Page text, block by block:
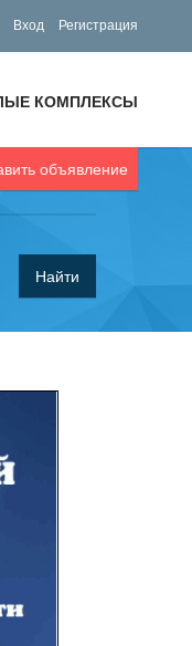
Вход Регистрация
КОМПЛЕКСЫ
объявление
Найти